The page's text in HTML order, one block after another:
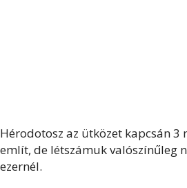
Hérodotosz az ütközet kapcsán 3
említ, de létszámuk valószínűleg
ezernél.